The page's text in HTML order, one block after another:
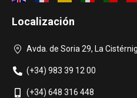
Localización
Avda. de Soria 29, La
(+34) 983 39 12 00
(+34) 648 316 448